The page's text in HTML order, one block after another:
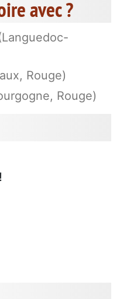
avec ?
Rouge)
Rouge)